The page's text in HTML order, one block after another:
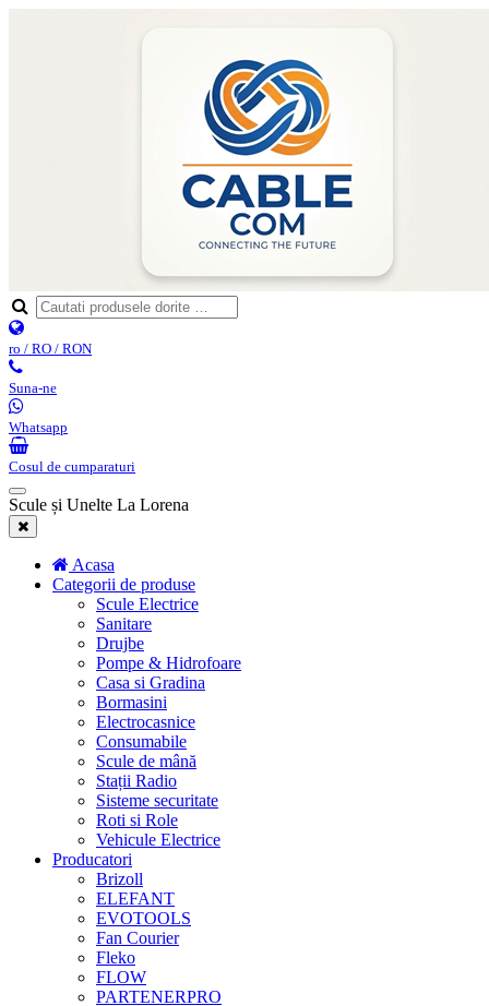
ro / RO / RON
Suna-ne
Whatsapp
Cosul de cumparaturi
Scule și Unelte La Lorena
Acasa
Categorii de produse
Scule Electrice
Sanitare
Drujbe
Pompe & Hidrofoare
Casa si Gradina
Bormasini
Electrocasnice
Consumabile
Scule de mână
Stații Radio
Sisteme securitate
Roti si Role
Vehicule Electrice
Producatori
Brizoll
ELEFANT
EVOTOOLS
Fan Courier
Fleko
FLOW
PARTENERPRO